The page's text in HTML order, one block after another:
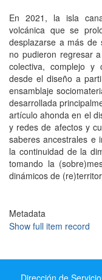
En 2021, la isla
volcánica que se
desplazarse a más de
no pudieron regresar
colectiva, complejo y
desde el diseño a
ensamblaje
desarrollada
artículo ahonda en el
y redes de afectos y
saberes ancestrales e
la continuidad de la
tomando la
dinámicos de
Metadata
Show full item record
Dirección de